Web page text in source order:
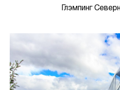
Глэмпинг